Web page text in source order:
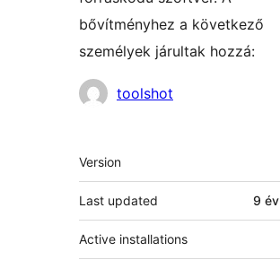
bővítményhez a következő
személyek járultak hozzá:
Közreműködők
toolshot
Meta
Version
Last updated 9 év
Active installations